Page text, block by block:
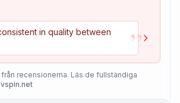
in quality between
”
recensionerna. Läs de fullständiga